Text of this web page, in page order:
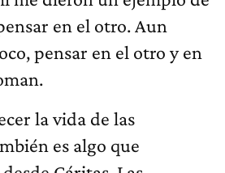
en el otro. Aun
pensar en el otro y en
la vida de las
es algo que